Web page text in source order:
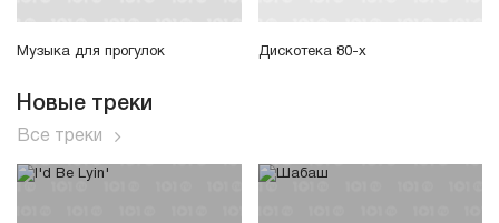
Музыка для прогулок Дискотека 80-х
Новые треки
Все треки